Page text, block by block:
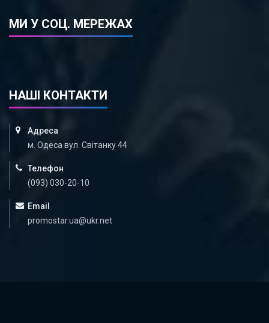
МИ У СОЦ. МЕРЕЖАХ
НАШІ КОНТАКТИ
Адреса
м. Одеса вул. Світанку 44
Телефон
(093) 030-20-10
Email
promostar.ua@ukr.net